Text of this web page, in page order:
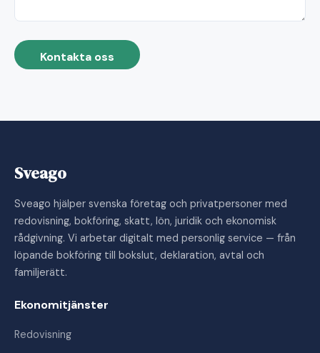
Kontakta oss
Sveago
Sveago hjälper svenska företag och privatpersoner med
redovisning, bokföring, skatt, lön, juridik och ekonomisk
rådgivning. Vi arbetar digitalt med personlig service — från
löpande bokföring till bokslut, deklaration, avtal och
familjerätt.
Ekonomitjänster
Redovisning